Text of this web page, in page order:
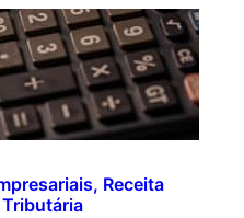
Receita